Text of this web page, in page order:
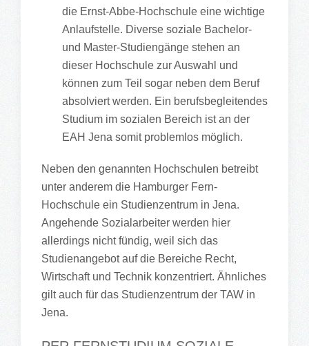
die Ernst-Abbe-Hochschule eine wichtige
Anlaufstelle. Diverse soziale Bachelor-
und Master-Studiengänge stehen an
dieser Hochschule zur Auswahl und
können zum Teil sogar neben dem Beruf
absolviert werden. Ein berufsbegleitendes
Studium im sozialen Bereich ist an der
EAH Jena somit problemlos möglich.
Neben den genannten Hochschulen betreibt
unter anderem die Hamburger Fern-
Hochschule ein Studienzentrum in Jena.
Angehende Sozialarbeiter werden hier
allerdings nicht fündig, weil sich das
Studienangebot auf die Bereiche Recht,
Wirtschaft und Technik konzentriert. Ähnliches
gilt auch für das Studienzentrum der TAW in
Jena.